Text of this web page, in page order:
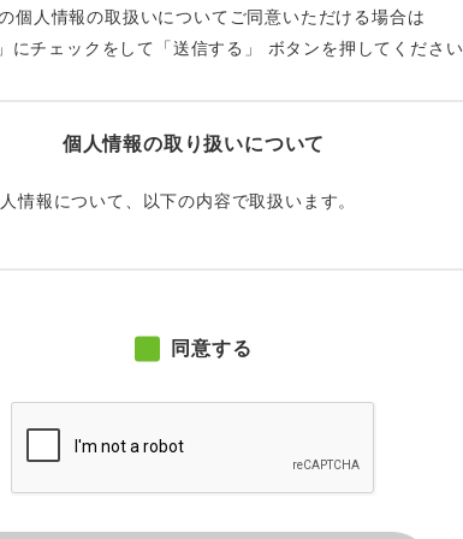
個⼈情報の取扱いについてご同意いただける場合は
にチェックをして「送信する」 ボタンを押してください
個人情報の取り扱いについて
情報について、以下の内容で取扱います。
は、法律に定められている場合を除き、第三者に提供す
同意する